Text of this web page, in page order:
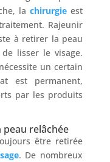
lachirurgie est
Rajeunir
à retirer la peau
lisser le visage.
un certain
est permanent,
par les produits
relâchée
être retirée
. De nombreux